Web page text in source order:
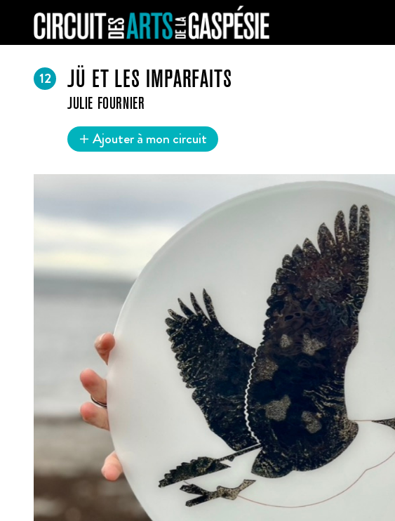
12 JÜ ET LES IMPARFAITS
JULIE FOURNIER
Ajouter à mon circuit